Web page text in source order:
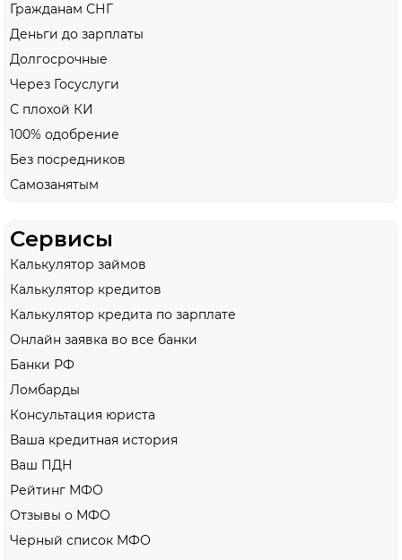
Гражданам СНГ
Деньги до зарплаты
Долгосрочные
Через Госуслуги
С плохой КИ
100% одобрение
Без посредников
Самозанятым
Сервисы
Калькулятор займов
Калькулятор кредитов
Калькулятор кредита по зарплате
Онлайн заявка во все банки
Банки РФ
Ломбарды
Консультация юриста
Ваша кредитная история
Ваш ПДН
Рейтинг МФО
Отзывы о МФО
Черный список МФО